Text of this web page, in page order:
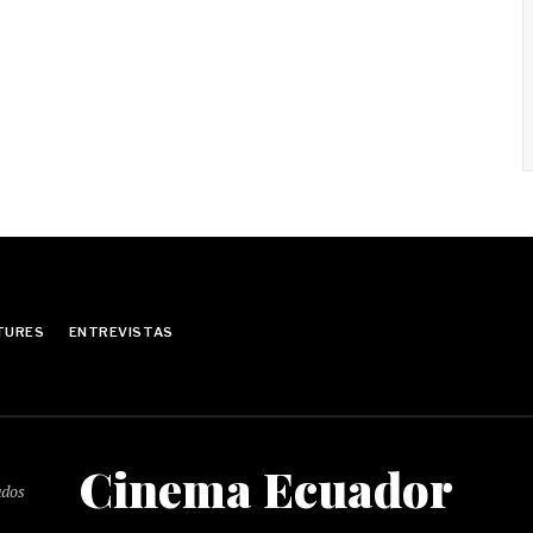
ENTREVISTAS
Cinema Ecuador